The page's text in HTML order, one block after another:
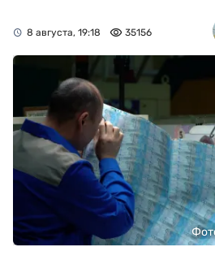
8 августа, 19:18 35156